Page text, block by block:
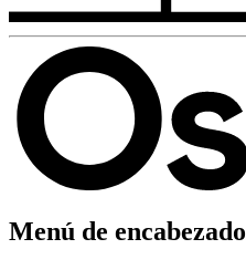
Menú de encabezado